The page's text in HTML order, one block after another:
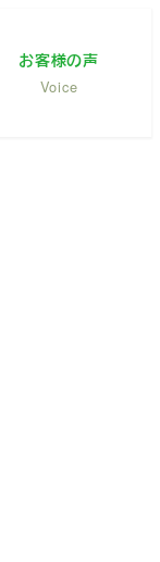
お客様の声
Voice